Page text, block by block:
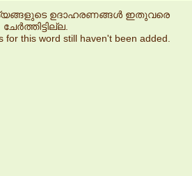
ഉദാഹരണങ്ങൾ ഇതുവരെ
ചേർത്തിട്ടില്ല.
for this word still haven't been added.